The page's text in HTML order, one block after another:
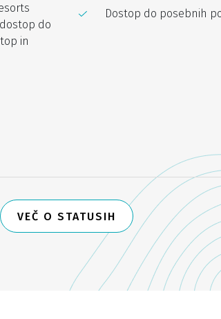
do
in
Dostop do posebnih
VEČ O STATUSIH